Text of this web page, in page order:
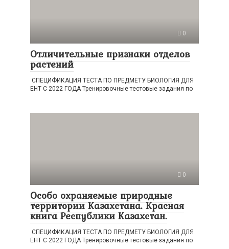
0
Отличительные признаки отделов
растений
СПЕЦИФИКАЦИЯ ТЕСТА ПО ПРЕДМЕТУ БИОЛОГИЯ ДЛЯ
ЕНТ С 2022 ГОДА Тренировочные тестовые задания по
0
Особо охраняемые природные
территории Казахстана. Красная
книга Республики Казахстан.
СПЕЦИФИКАЦИЯ ТЕСТА ПО ПРЕДМЕТУ БИОЛОГИЯ ДЛЯ
ЕНТ С 2022 ГОДА Тренировочные тестовые задания по